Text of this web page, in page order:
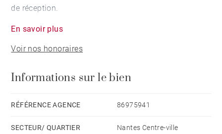
de réception.
Depuis la rue, vous serez dans un premier temps
séduit par sa superbe façade avec ses très belles
de standing, ce bien traversant offre par luminosité,
En savoir plus
Voir nos honoraires
Informations sur le bien
RÉFÉRENCE AGENCE 86975941
SECTEUR/ QUARTIER Nantes Centre-ville